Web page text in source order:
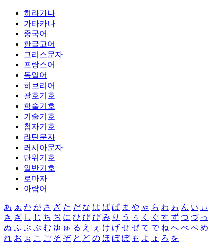
히라가나
가타카나
중국어
한글고어
그리스문자
프랑스어
독일어
히브리어
괄호기호
학술기호
기술기호
첨자기호
라틴문자
러시아문자
단위기호
일반기호
로마자
아랍어
あ ぁ か が さ ざ た だ な は ば ぱ ま や ゃ ら わ ゎ ん い ぃ
き ぎ し じ ち ぢ に ひ び ぴ み り う ぅ く ぐ す ず つ づ っ
ぬ ふ ぶ ぷ む ゆ ゅ る え ぇ け げ せ ぜ て で ね へ べ ぺ め
れ お ぉ こ ご そ ぞ と ど の ほ ぼ ぽ も よ ょ ろ を